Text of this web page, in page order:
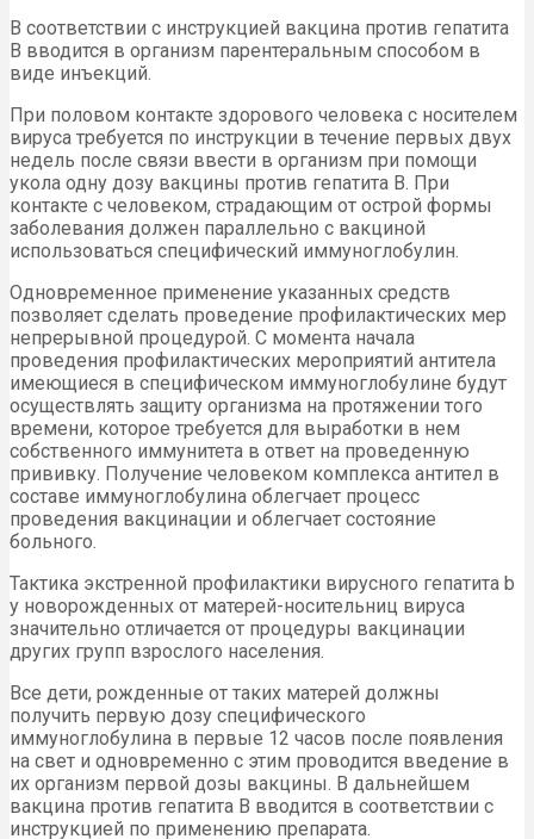
В соответствии с инструкцией вакцина против гепатита
В вводится в организм парентеральным способом в
виде инъекций.
При половом контакте здорового человека с носителем
вируса требуется по инструкции в течение первых двух
недель после связи ввести в организм при помощи
укола одну дозу вакцины против гепатита B. При
контакте с человеком, страдающим от острой формы
заболевания должен параллельно с вакциной
использоваться специфический иммуноглобулин.
Одновременное применение указанных средств
позволяет сделать проведение профилактических мер
непрерывной процедурой. С момента начала
проведения профилактических мероприятий антитела
имеющиеся в специфическом иммуноглобулине будут
осуществлять защиту организма на протяжении того
времени, которое требуется для выработки в нем
собственного иммунитета в ответ на проведенную
прививку. Получение человеком комплекса антител в
составе иммуноглобулина облегчает процесс
проведения вакцинации и облегчает состояние
больного.
Тактика экстренной профилактики вирусного гепатита b
у новорожденных от матерей-носительниц вируса
значительно отличается от процедуры вакцинации
других групп взрослого населения.
Все дети, рожденные от таких матерей должны
получить первую дозу специфического
иммуноглобулина в первые 12 часов после появления
на свет и одновременно с этим проводится введение в
их организм первой дозы вакцины. В дальнейшем
вакцина против гепатита В вводится в соответствии с
инструкцией по применению препарата.